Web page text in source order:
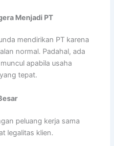
Menjadi PT
mendirikan PT karena
normal. Padahal, ada
apabila usaha
tepat.
peluang kerja sama
legalitas klien.